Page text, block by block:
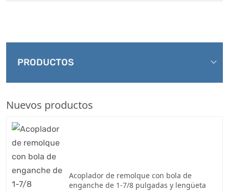
PRODUCTOS
Nuevos productos
Acoplador de remolque con bola de
enganche de 1-7/8 pulgadas y lengüeta